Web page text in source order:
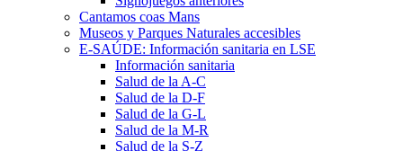
Cantamos coas Mans
Museos y Parques Naturales accesibles
E-SAÚDE: Información sanitaria en LSE
Información sanitaria
Salud de la A-C
Salud de la D-F
Salud de la G-L
Salud de la M-R
Salud de la S-Z